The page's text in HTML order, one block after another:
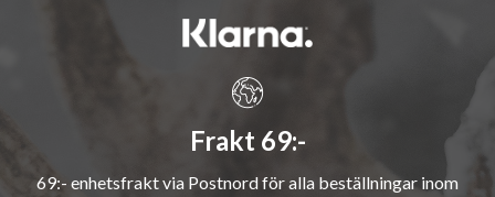
Frakt 69:-
69:- enhetsfrakt via Postnord för alla beställningar inom